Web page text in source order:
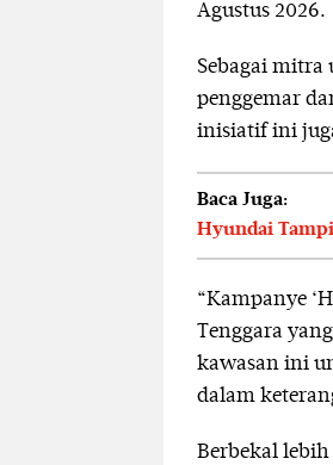
Agustus 2026.
Sebagai
penggemar
inisiatif ini
Baca Juga:
Hyundai
“Kampanye
Tenggara
kawasan ini
dalam
Berbekal